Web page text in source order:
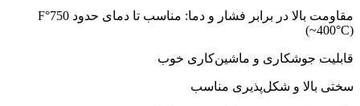
مقاومت بالا در برابر فشار و دما: مناسب تا دمای حدود 750°F
(~400°C)
قابلیت جوشکاری و ماشین‌کاری خوب
سختی بالا و شکل‌پذیری مناسب